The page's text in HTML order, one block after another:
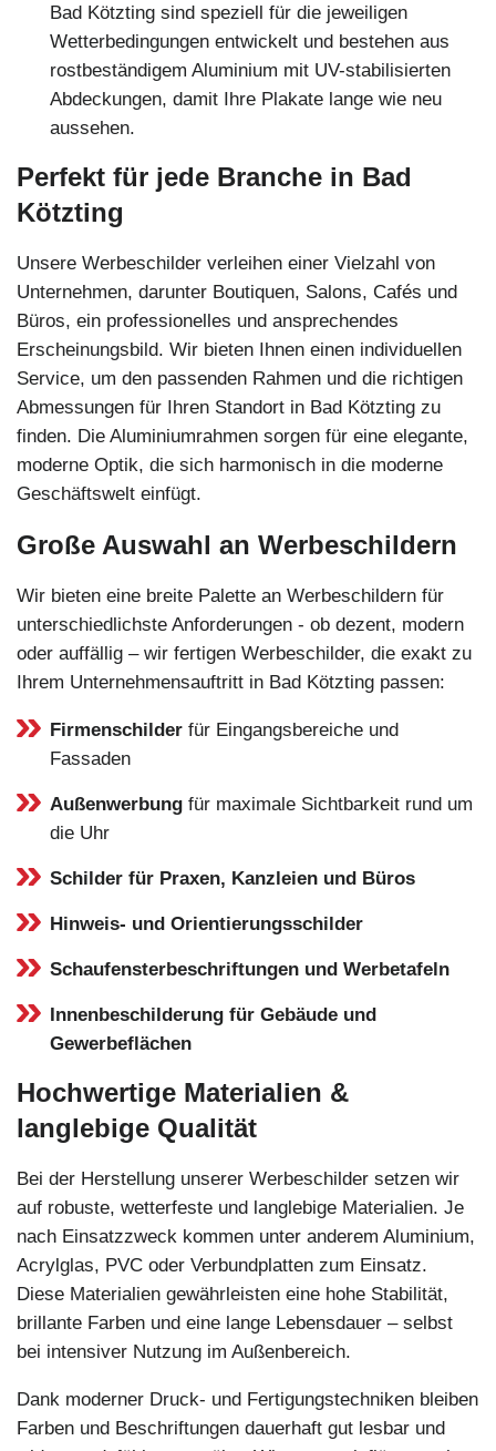
Bad Kötzting sind speziell für die jeweiligen
Wetterbedingungen entwickelt und bestehen aus
rostbeständigem Aluminium mit UV-stabilisierten
Abdeckungen, damit Ihre Plakate lange wie neu
aussehen.
Perfekt für jede Branche in Bad
Kötzting
Unsere Werbeschilder verleihen einer Vielzahl von
Unternehmen, darunter Boutiquen, Salons, Cafés und
Büros, ein professionelles und ansprechendes
Erscheinungsbild. Wir bieten Ihnen einen individuellen
Service, um den passenden Rahmen und die richtigen
Abmessungen für Ihren Standort in Bad Kötzting zu
finden. Die Aluminiumrahmen sorgen für eine elegante,
moderne Optik, die sich harmonisch in die moderne
Geschäftswelt einfügt.
Große Auswahl an Werbeschildern
Wir bieten eine breite Palette an Werbeschildern für
unterschiedlichste Anforderungen - ob dezent, modern
oder auffällig – wir fertigen Werbeschilder, die exakt zu
Ihrem Unternehmensauftritt in Bad Kötzting passen:
Firmenschilder für Eingangsbereiche und
Fassaden
Außenwerbung für maximale Sichtbarkeit rund um
die Uhr
Schilder für Praxen, Kanzleien und Büros
Hinweis- und Orientierungsschilder
Schaufensterbeschriftungen und Werbetafeln
Innenbeschilderung für Gebäude und
Gewerbeflächen
Hochwertige Materialien &
langlebige Qualität
Bei der Herstellung unserer Werbeschilder setzen wir
auf robuste, wetterfeste und langlebige Materialien. Je
nach Einsatzzweck kommen unter anderem Aluminium,
Acrylglas, PVC oder Verbundplatten zum Einsatz.
Diese Materialien gewährleisten eine hohe Stabilität,
brillante Farben und eine lange Lebensdauer – selbst
bei intensiver Nutzung im Außenbereich.
Dank moderner Druck- und Fertigungstechniken bleiben
Farben und Beschriftungen dauerhaft gut lesbar und